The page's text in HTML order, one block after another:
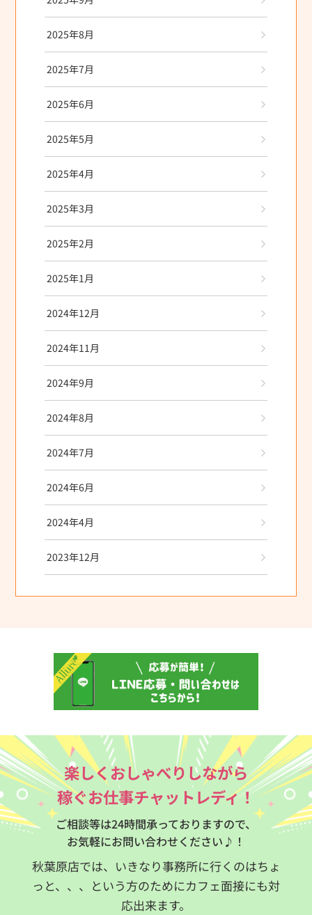
2025年8月
2025年7月
2025年6月
2025年5月
2025年4月
2025年3月
2025年2月
2025年1月
2024年12月
2024年11月
2024年9月
2024年8月
2024年7月
2024年6月
2024年4月
2023年12月
楽しくおしゃべりしながら
稼ぐお仕事チャットレディ！
ご相談等は24時間承っておりますので、
お気軽にお問い合わせください♪！
秋葉原店では、いきなり事務所に行くのはちょ
っと、、、という方のためにカフェ面接にも対
応出来ます。